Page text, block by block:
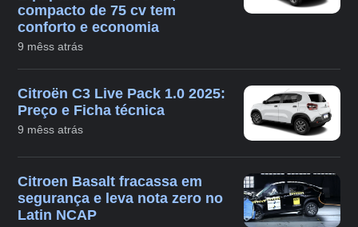
compacto de 75 cv tem
conforto e economia
9 mêss atrás
Citroën C3 Live Pack 1.0 2025:
Preço e Ficha técnica
9 mêss atrás
Citroen Basalt fracassa em
segurança e leva nota zero no
Latin NCAP